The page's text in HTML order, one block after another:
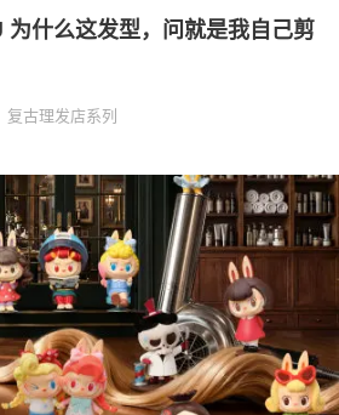
什么这发型，问就是我自己剪
复古理发店系列